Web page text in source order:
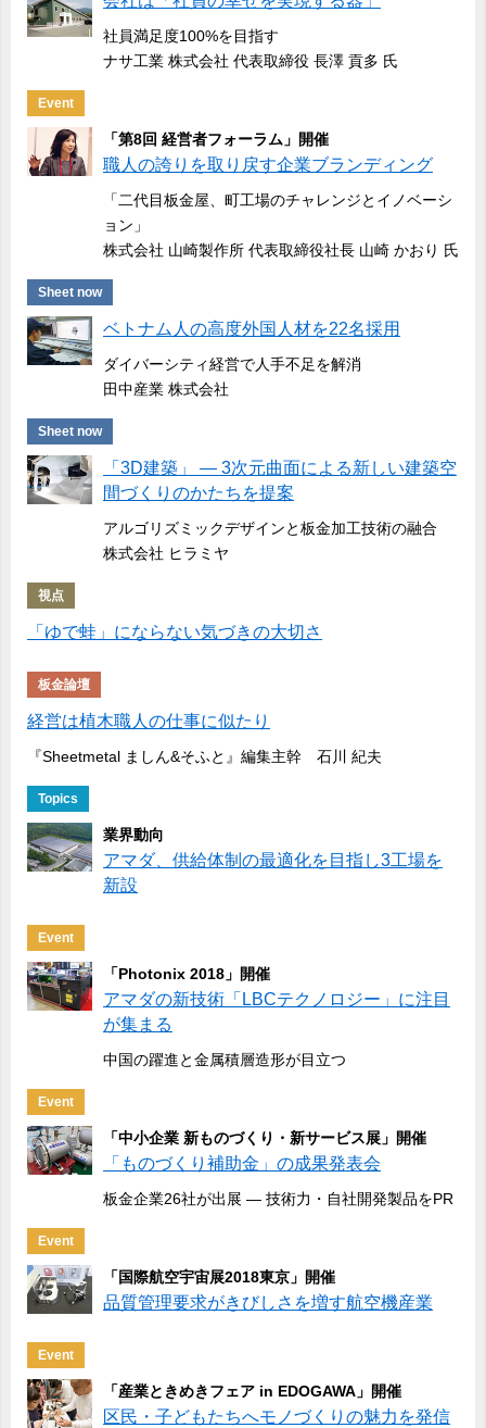
社員満足度100%を目指す
ナサ工業 株式会社 代表取締役 長澤 貢多 氏
Event
「第8回 経営者フォーラム」開催
職人の誇りを取り戻す企業ブランディング
「二代目板金屋、町工場のチャレンジとイノベーシ
ョン」
株式会社 山崎製作所 代表取締役社長 山崎 かおり 氏
Sheet now
ベトナム人の高度外国人材を22名採用
ダイバーシティ経営で人手不足を解消
田中産業 株式会社
Sheet now
「3D建築」 ― 3次元曲面による新しい建築空
間づくりのかたちを提案
アルゴリズミックデザインと板金加工技術の融合
株式会社 ヒラミヤ
視点
「ゆで蛙」にならない気づきの大切さ
板金論壇
経営は植木職人の仕事に似たり
『Sheetmetal ましん&そふと』編集主幹 石川 紀夫
Topics
業界動向
アマダ、供給体制の最適化を目指し3工場を
新設
Event
「Photonix 2018」開催
アマダの新技術「LBCテクノロジー」に注目
が集まる
中国の躍進と金属積層造形が目立つ
Event
「中小企業 新ものづくり・新サービス展」開催
「ものづくり補助金」の成果発表会
板金企業26社が出展 ― 技術力・自社開発製品をPR
Event
「国際航空宇宙展2018東京」開催
品質管理要求がきびしさを増す航空機産業
Event
「産業ときめきフェア in EDOGAWA」開催
区民・子どもたちへモノづくりの魅力を発信